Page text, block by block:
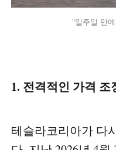
"일주일 만
1. 전격적인 가격
테슬라코리아가 다